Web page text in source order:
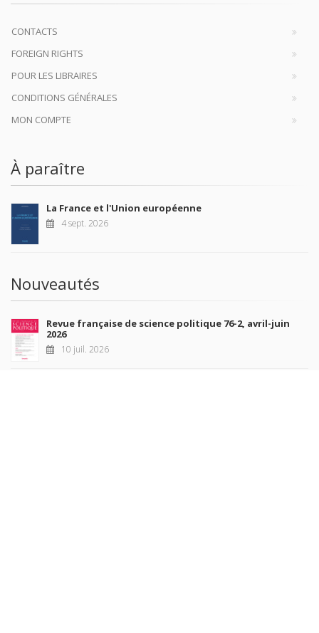
CONTACTS
FOREIGN RIGHTS
POUR LES LIBRAIRES
CONDITIONS GÉNÉRALES
MON COMPTE
À paraître
La France et l'Union européenne
4 sept. 2026
Nouveautés
Revue française de science politique 76-2, avril-juin
2026
10 juil. 2026